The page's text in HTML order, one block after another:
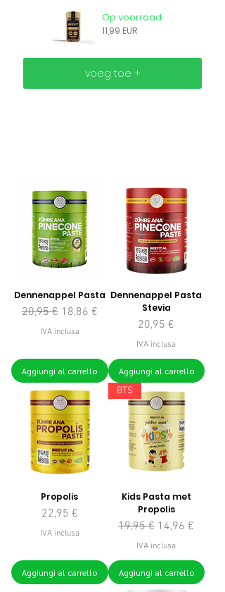
11,99 EUR
Op voorraad
voeg toe +
Dennenappel Pasta
Prezzo regolare
20,95 € Prezzo scontato
18,86 €
IVA inclusa
Aggiungi al carrello
Dennenappel Pasta
Stevia
Prezzo
20,95 €
IVA inclusa
Aggiungi al carrello
Propolis
Prezzo
22,95 €
IVA inclusa
Aggiungi al carrello
BTS
Kids Pasta met
Propolis
Prezzo regolare
19,95 € Prezzo
14,96 €
IVA inclusa
Aggiungi al carrello